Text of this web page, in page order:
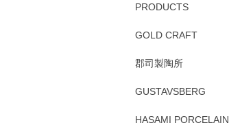
PRODUCTS
GOLD CRAFT
郡司製陶所
GUSTAVSBERG
HASAMI PORCELAIN